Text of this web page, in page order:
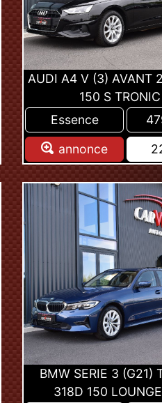
AUDI A4 V (3) AVANT
150 S
Essence
annonce
BMW SERIE 3 (G21)
318D 150